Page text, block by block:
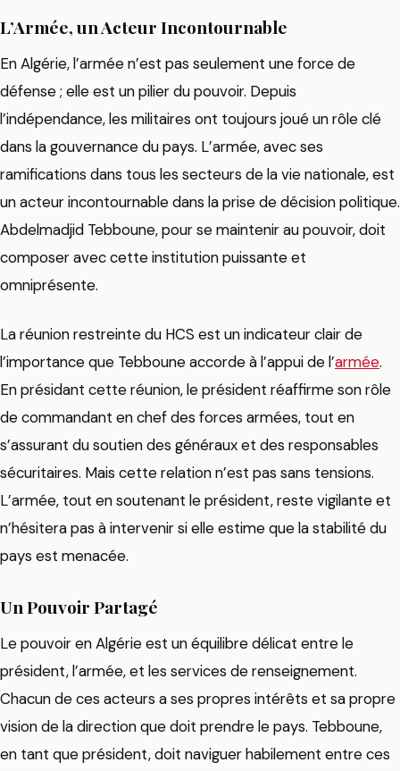
L’Armée, un Acteur Incontournable
En Algérie, l’armée n’est pas seulement une force de
défense ; elle est un pilier du pouvoir. Depuis
l’indépendance, les militaires ont toujours joué un rôle clé
dans la gouvernance du pays. L’armée, avec ses
ramifications dans tous les secteurs de la vie nationale, est
un acteur incontournable dans la prise de décision politique.
Abdelmadjid Tebboune, pour se maintenir au pouvoir, doit
composer avec cette institution puissante et
omniprésente.
La réunion restreinte du HCS est un indicateur clair de
l’importance que Tebboune accorde à l’appui de l’armée.
En présidant cette réunion, le président réaffirme son rôle
de commandant en chef des forces armées, tout en
s’assurant du soutien des généraux et des responsables
sécuritaires. Mais cette relation n’est pas sans tensions.
L’armée, tout en soutenant le président, reste vigilante et
n’hésitera pas à intervenir si elle estime que la stabilité du
pays est menacée.
Un Pouvoir Partagé
Le pouvoir en Algérie est un équilibre délicat entre le
président, l’armée, et les services de renseignement.
Chacun de ces acteurs a ses propres intérêts et sa propre
vision de la direction que doit prendre le pays. Tebboune,
en tant que président, doit naviguer habilement entre ces